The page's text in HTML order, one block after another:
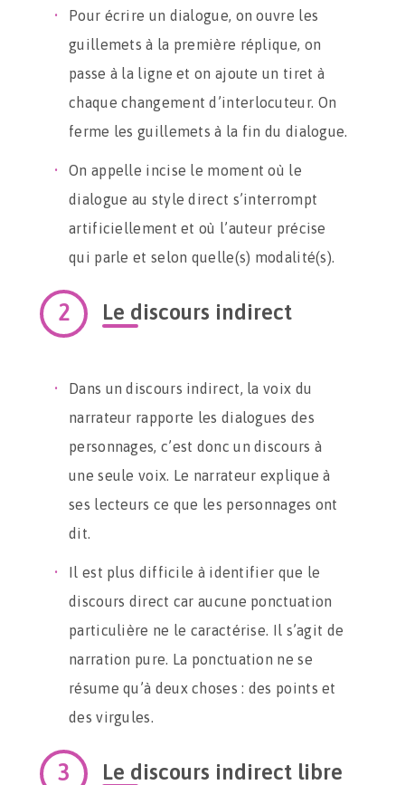
Pour écrire un dialogue, on ouvre les
guillemets à la première réplique, on
passe à la ligne et on ajoute un tiret à
chaque changement d’interlocuteur. On
ferme les guillemets à la fin du dialogue.
On appelle incise le moment où le
dialogue au style direct s’interrompt
artificiellement et où l’auteur précise
qui parle et selon quelle(s) modalité(s).
Le discours indirect
Dans un discours indirect, la voix du
narrateur rapporte les dialogues des
personnages, c’est donc un discours à
une seule voix. Le narrateur explique à
ses lecteurs ce que les personnages ont
dit.
Il est plus difficile à identifier que le
discours direct car aucune ponctuation
particulière ne le caractérise. Il s’agit de
narration pure. La ponctuation ne se
résume qu’à deux choses : des points et
des virgules.
Le discours indirect libre